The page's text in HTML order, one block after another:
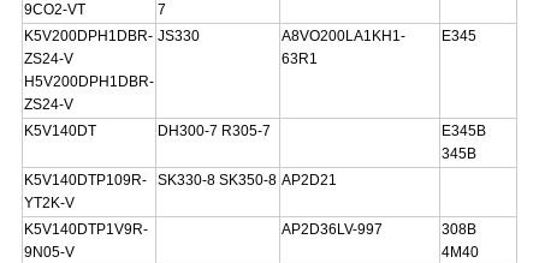
9CO2-VT
7
K5V200DPH1DBR-
ZS24-V
H5V200DPH1DBR-
ZS24-V
JS330
A8VO200LA1KH1-
63R1
E345
K5V140DT DH300-7 R305-7
E345B
345B
K5V140DTP109R-
YT2K-V
SK330-8 SK350-8 AP2D21
K5V140DTP1V9R-
9N05-V
AP2D36LV-997
308B
4M40